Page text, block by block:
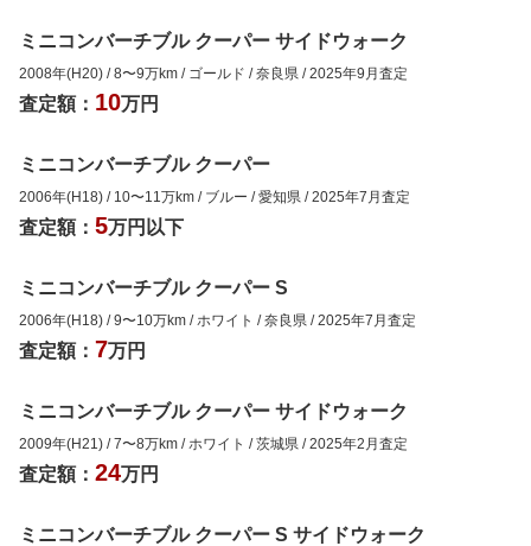
ミニコンバーチブル クーパー サイドウォーク
2008年(H20) /8〜9万km / ゴールド /奈良県 /2025年9月査定
査定額： 10万円
ミニコンバーチブル クーパー
2006年(H18) / 10〜11 万km / ブルー /愛知県 /2025年7月査定
査定額： 5万円以下
ミニコンバーチブル クーパー S
2006年(H18) /9〜10万km / ホワイト /奈良県 /2025年7月査定
査定額： 7万円
ミニコンバーチブル クーパー サイドウォーク
2009年(H21) /7〜8万km / ホワイト /茨城県 /2025年2月査定
査定額： 24万円
ミニコンバーチブル クーパー S サイドウォーク